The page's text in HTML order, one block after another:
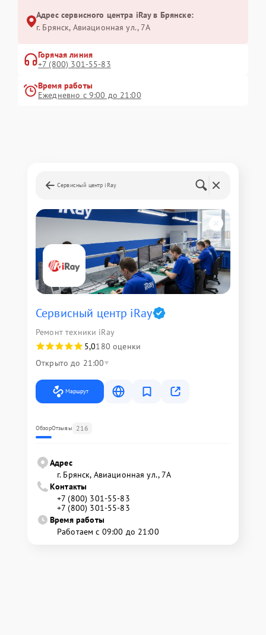
Адрес сервисного центра iRay в Брянске:
г. Брянск, Авиационная ул., 7А
Горячая линия
+7 (800) 301-55-83
Время работы
Ежедневно с 9:00 до 21:00
Сервисный центр iRay
Сервисный центр iRay
Ремонт техники iRay
5,0180 оценки
Открыто до 21:00
Маршрут
ОбзорОтзывы 216
Адрес
г. Брянск, Авиационная ул., 7А
Контакты
+7 (800) 301-55-83
+7 (800) 301-55-83
Время работы
Работаем с 09:00 до 21:00